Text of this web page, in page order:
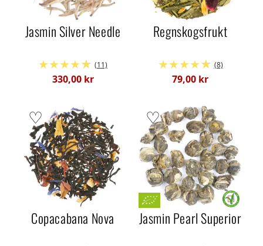
Jasmin Silver Needle
(11)
330,00 kr
Regnskogsfrukt
(8)
79,00 kr
Copacabana Nova Jasmin Pearl Superior